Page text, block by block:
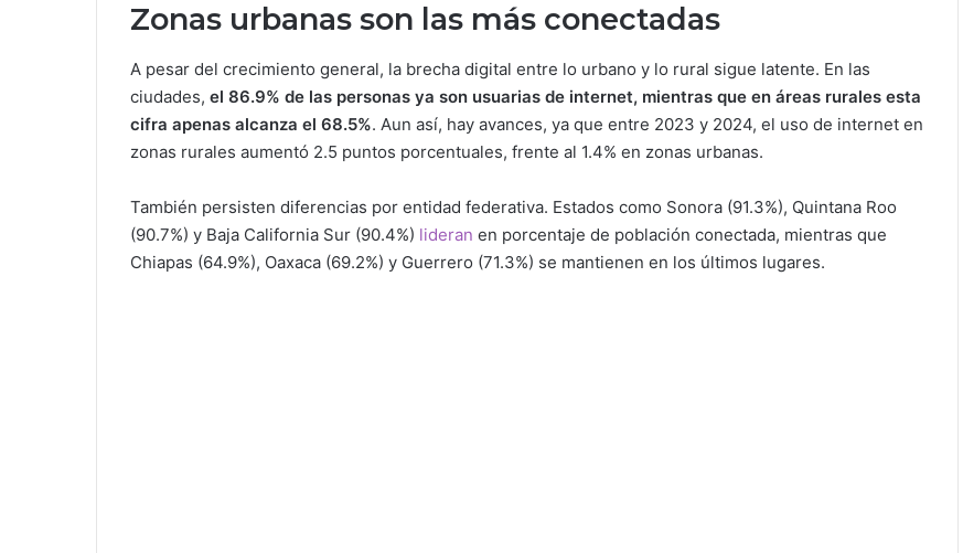
Zonas urbanas son las más conectadas
A pesar del crecimiento general, la brecha digital entre lo urbano y lo rural sigue latente. En las
ciudades, el 86.9% de las personas ya son usuarias de internet, mientras que en áreas rurales esta
cifra apenas alcanza el 68.5%. Aun así, hay avances, ya que entre 2023 y 2024, el uso de internet en
zonas rurales aumentó 2.5 puntos porcentuales, frente al 1.4% en zonas urbanas.
También persisten diferencias por entidad federativa. Estados como Sonora (91.3%), Quintana Roo
(90.7%) y Baja California Sur (90.4%) lideran en porcentaje de población conectada, mientras que
Chiapas (64.9%), Oaxaca (69.2%) y Guerrero (71.3%) se mantienen en los últimos lugares.